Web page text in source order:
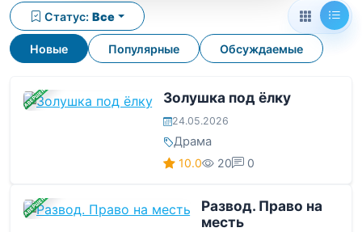
Новые Популярные Обсуждаемые
Статус: Все
ЗАВЕРШЕНА Золушка под ёлку
24.05.2026
Драма
10.0 20 0
ЗАВЕРШЕНА
Развод. Право на
месть